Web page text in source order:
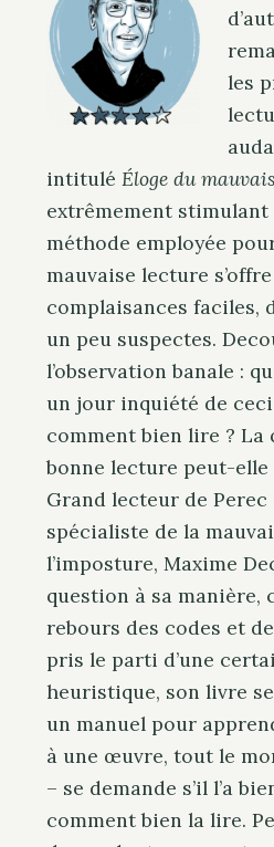
les
intitulé Éloge du
extrêmement stimulant
méthode employée
mauvaise lecture
complaisances faciles,
un peu suspectes.
l’observation banale :
un jour inquiété de
comment bien lire ? La
bonne lecture peut-elle
Grand lecteur de Perec
spécialiste de la
l’imposture, Maxime
question à sa manière,
rebours des codes et
pris le parti d’une
heuristique, son livre
un manuel pour
à une œuvre, tout le
– se demande s’il l’a
comment bien la lire.